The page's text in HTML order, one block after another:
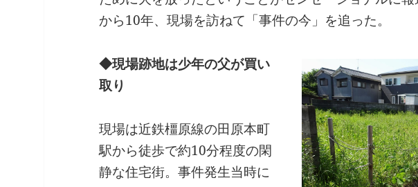
から10年、現場を訪ねて「事件の今」を追った。
◆現場跡地は少年の父が買い
取り
現場は近鉄橿原線の田原本町
駅から徒歩で約10分程度の閑
静な住宅街。事件発生当時に